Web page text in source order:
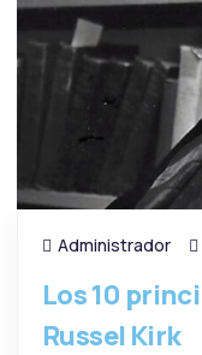
Administrador
Los 10
Russel Kirk